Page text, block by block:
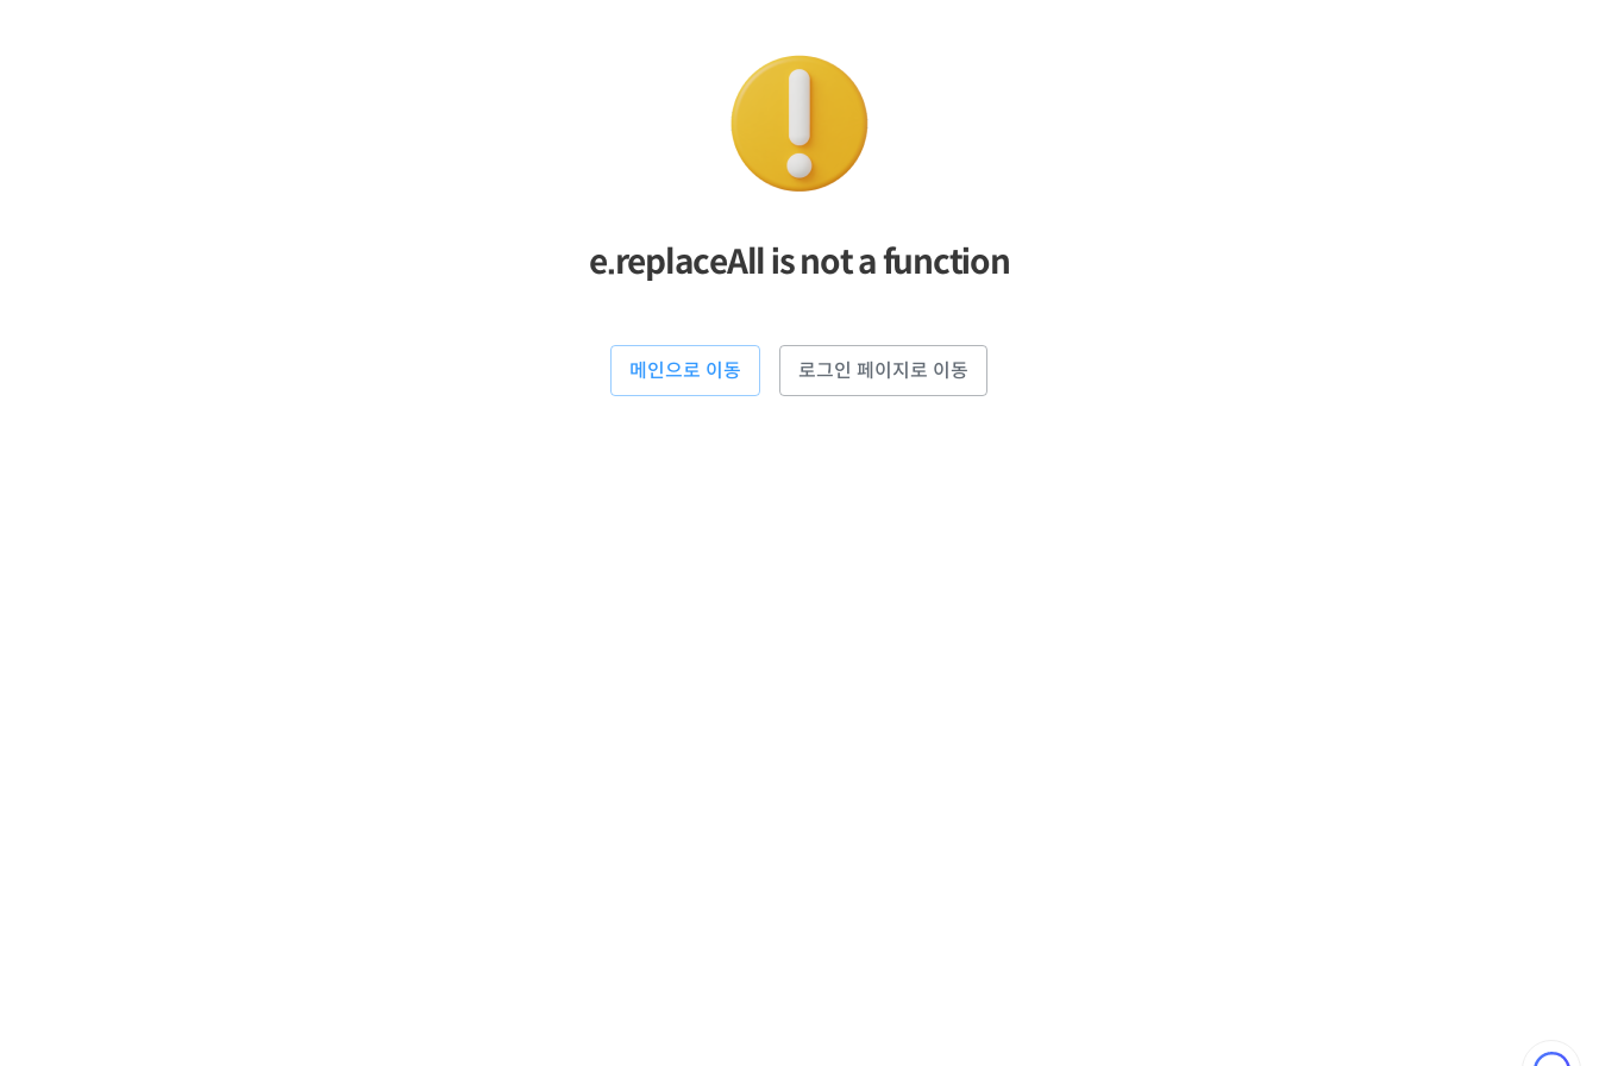
e.replaceAll is not a function
메인으로 이동 로그인 페이지로 이동